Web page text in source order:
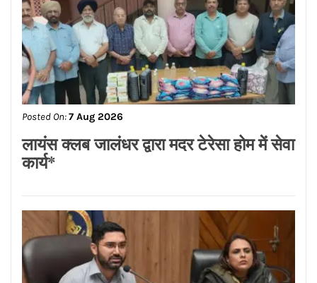
Posted On:7 Aug 2026
लायंस क्लब जालंधर द्वारा मदर टेरेसा होम में सेवा
कार्य*